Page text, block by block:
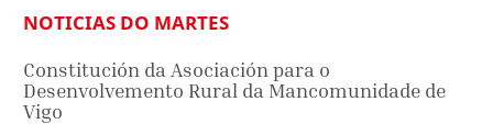
NOTICIAS DO MARTES
Constitución da Asociación para o
Desenvolvemento Rural da Mancomunidade de
Vigo